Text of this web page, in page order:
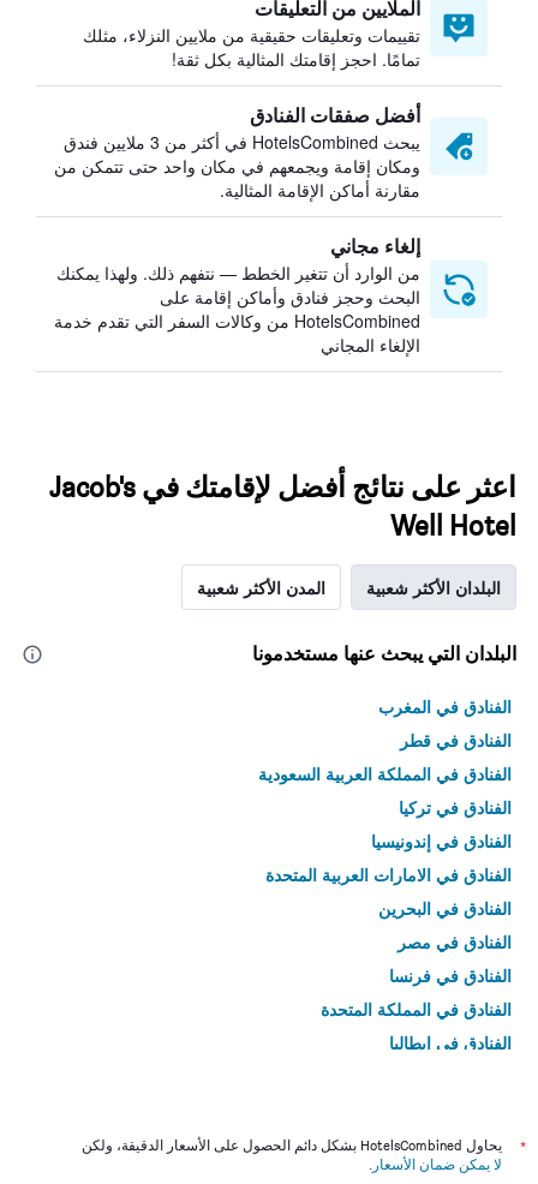
الملايين من التعليقات
تقييمات وتعليقات حقيقية من ملايين النزلاء، مثلك
تمامًا. احجز إقامتك المثالية بكل ثقة!
أفضل صفقات الفنادق
يبحث HotelsCombined في أكثر من 3 ملايين فندق
ومكان إقامة ويجمعهم في مكان واحد حتى تتمكن من
مقارنة أماكن الإقامة المثالية.
إلغاء مجاني
من الوارد أن تتغير الخطط — نتفهم ذلك. ولهذا يمكنك
البحث وحجز فنادق وأماكن إقامة على
HotelsCombined من وكالات السفر التي تقدم خدمة
الإلغاء المجاني
اعثر على نتائج أفضل لإقامتك في Jacob's
Well Hotel
البلدان الأكثر شعبية المدن الأكثر شعبية
البلدان التي يبحث عنها مستخدمونا
الفنادق في المغرب
الفنادق في قطر
الفنادق في المملكة العربية السعودية
الفنادق في تركيا
الفنادق في إندونيسيا
الفنادق في الامارات العربية المتحدة
الفنادق في البحرين
الفنادق في مصر
الفنادق في فرنسا
الفنادق في المملكة المتحدة
الفنادق في إيطاليا
*
يحاول HotelsCombined بشكل دائم الحصول على الأسعار الدقيقة، ولكن
لا يمكن ضمان الأسعار .